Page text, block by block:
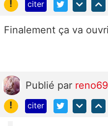
!
citer
Finalement ça va
Publié par reno69
!
citer